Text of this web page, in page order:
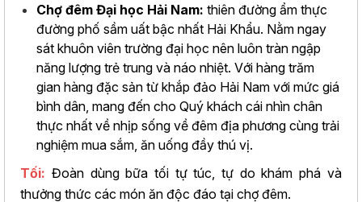
Chợ đêm Đại học Hải Nam: thiên đường ẩm thực
đường phố sầm uất bậc nhất Hải Khẩu. Nằm ngay
sát khuôn viên trường đại học nên luôn tràn ngập
năng lượng trẻ trung và náo nhiệt. Với hàng trăm
gian hàng đặc sản từ khắp đảo Hải Nam với mức giá
bình dân, mang đến cho Quý khách cái nhìn chân
thực nhất về nhịp sống về đêm địa phương cùng trải
nghiệm mua sắm, ăn uống đầy thú vị.
Tối: Đoàn dùng bữa tối tự túc, tự do khám phá và
thưởng thức các món ăn độc đáo tại chợ đêm.